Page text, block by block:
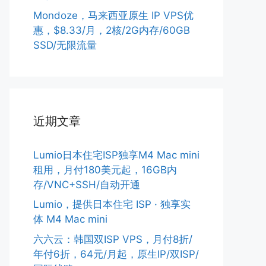
Mondoze，马来西亚原生 IP VPS优
惠，$8.33/月，2核/2G内存/60GB
SSD/无限流量
近期文章
Lumio日本住宅ISP独享M4 Mac mini
租用，月付180美元起，16GB内
存/VNC+SSH/自动开通
Lumio，提供日本住宅 ISP · 独享实
体 M4 Mac mini
六六云：韩国双ISP VPS，月付8折/
年付6折，64元/月起，原生IP/双ISP/